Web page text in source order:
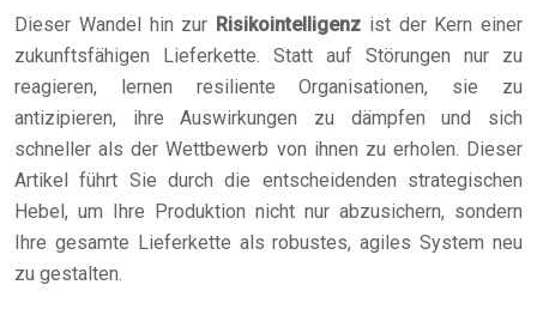
Dieser Wandel hin zur Risikointelligenz ist der Kern einer
zukunftsfähigen Lieferkette. Statt auf Störungen nur zu
reagieren, lernen resiliente Organisationen, sie zu
antizipieren, ihre Auswirkungen zu dämpfen und sich
schneller als der Wettbewerb von ihnen zu erholen. Dieser
Artikel führt Sie durch die entscheidenden strategischen
Hebel, um Ihre Produktion nicht nur abzusichern, sondern
Ihre gesamte Lieferkette als robustes, agiles System neu
zu gestalten.